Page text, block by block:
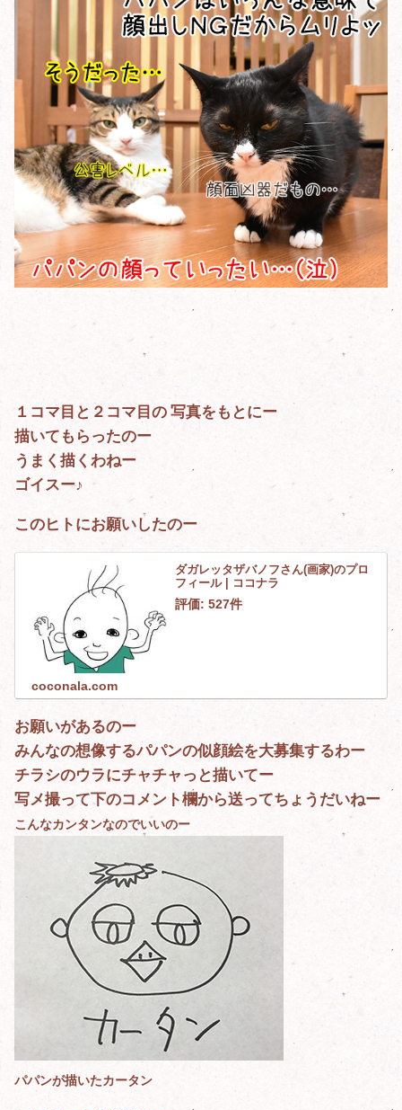
１コマ目と２コマ目の 写真をもとにー
描いてもらったのー
うまく描くわねー
ゴイスー♪
このヒトにお願いしたのー
ダガレッタザバノフさん(画家)のプロ
フィール | ココナラ
評価: 527件
coconala.com
お願いがあるのー
みんなの想像するパパンの似顔絵を大募集するわー
チラシのウラにチャチャっと描いてー
写メ撮って下のコメント欄から送ってちょうだいねー
こんなカンタンなのでいいのー
パパンが描いたカータン